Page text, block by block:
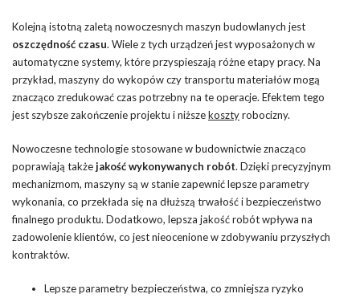
Kolejną istotną zaletą nowoczesnych maszyn budowlanych jest
oszczędność czasu. Wiele z tych urządzeń jest wyposażonych w
automatyczne systemy, które przyspieszają różne etapy pracy. Na
przykład, maszyny do wykopów czy transportu materiałów mogą
znacząco zredukować czas potrzebny na te operacje. Efektem tego
jest szybsze zakończenie projektu i niższekosztyrobocizny.
Nowoczesne technologie stosowane w budownictwie znacząco
poprawiają takżejakość wykonywanych robót. Dzięki precyzyjnym
mechanizmom, maszyny są w stanie zapewnić lepsze parametry
wykonania, co przekłada się na dłuższą trwałość i bezpieczeństwo
finalnego produktu. Dodatkowo, lepsza jakość robót wpływa na
zadowolenie klientów, co jest nieocenione w zdobywaniu przyszłych
kontraktów.
Lepsze parametry bezpieczeństwa, co zmniejsza ryzyko